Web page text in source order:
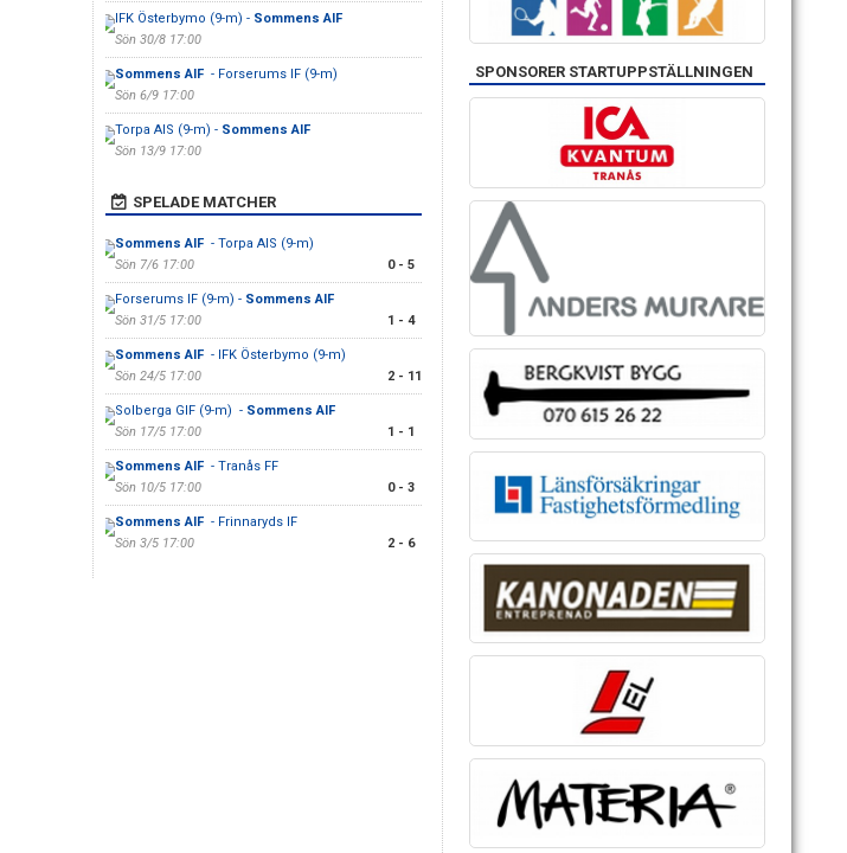
IFK Österbymo (9-m) - Sommens AIF
Sön 30/8 17:00
Sommens AIF - Forserums IF (9-m)
Sön 6/9 17:00
Torpa AIS (9-m) - Sommens AIF
Sön 13/9 17:00
SPELADE MATCHER
Sommens AIF - Torpa AIS (9-m)
Sön 7/6 17:00
0 - 5
Forserums IF (9-m) - Sommens AIF
Sön 31/5 17:00
1 - 4
Sommens AIF - IFK Österbymo (9-m)
Sön 24/5 17:00
2 - 11
Solberga GIF (9-m) - Sommens AIF
Sön 17/5 17:00
1 - 1
Sommens AIF - Tranås FF
Sön 10/5 17:00
0 - 3
Sommens AIF - Frinnaryds IF
Sön 3/5 17:00
2 - 6
SPONSORER STARTUPPSTÄLLNINGEN